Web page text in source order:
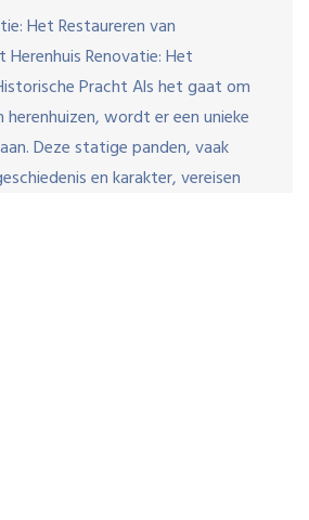
Het Restaureren van
Renovatie: Het
Pracht Als het gaat om
wordt er een unieke
Deze statige panden, vaak
en karakter, vereisen